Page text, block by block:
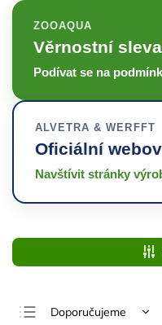
ZOOAQUA
Věrnostní
Podívat se na
ALVETRA & WERFFT
Oficiální
Navštívit stránky
Doporučujeme